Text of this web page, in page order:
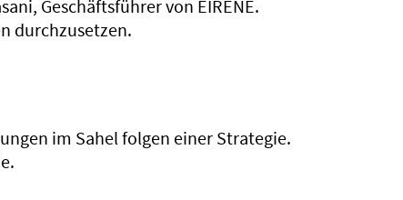
Geschäftsführer von EIRENE.
durchzusetzen.
im Sahel folgen einer Strategie.